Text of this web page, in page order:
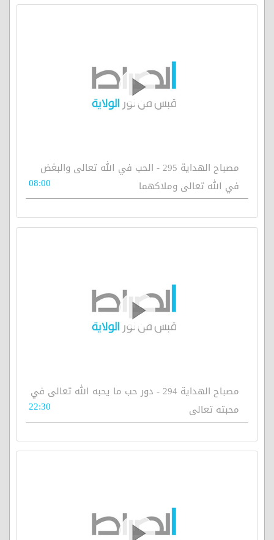
مصباح الهداية 295 - الحب في الله تعالى والبغض
في الله تعالى وملاكهما
08:00
مصباح الهداية 294 - دور حب ما يحبه الله تعالى في
محبته تعالى
22:30